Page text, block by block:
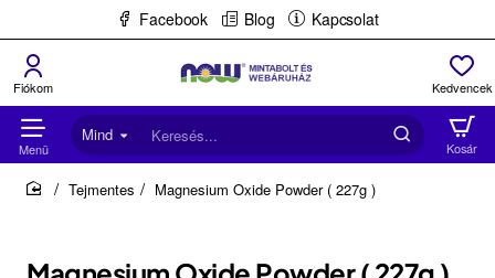
Facebook Blog Kapcsolat
Mind
Keresés...
Tejmentes Magnesium Oxide Powder ( 227g )